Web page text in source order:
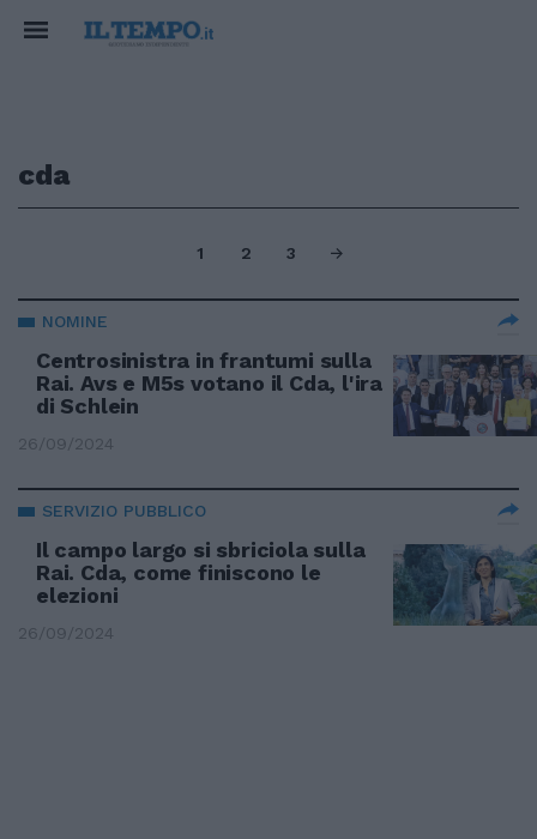
cda
1 2 3
NOMINE
Centrosinistra in frantumi sulla
Rai. Avs e M5s votano il Cda, l'ira
di Schlein
26/09/2024
SERVIZIO PUBBLICO
Il campo largo si sbriciola sulla
Rai. Cda, come finiscono le
elezioni
26/09/2024